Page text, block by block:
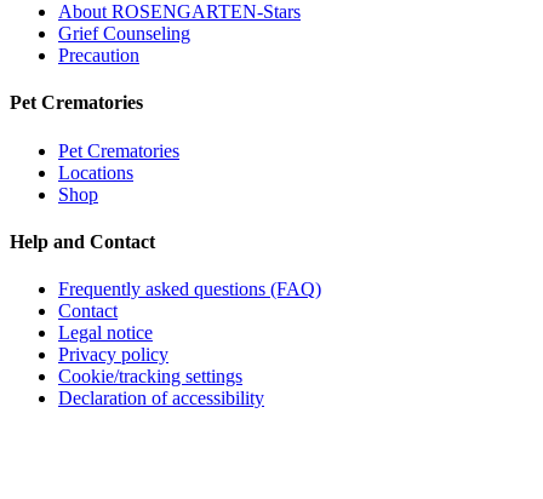
About ROSENGARTEN-Stars
Grief Counseling
Precaution
Pet Crematories
Pet Crematories
Locations
Shop
Help and Contact
Frequently asked questions (FAQ)
Contact
Legal notice
Privacy policy
Cookie/tracking settings
Declaration of accessibility